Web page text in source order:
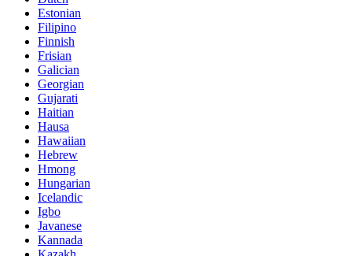
Estonian
Filipino
Finnish
Frisian
Galician
Georgian
Gujarati
Haitian
Hausa
Hawaiian
Hebrew
Hmong
Hungarian
Icelandic
Igbo
Javanese
Kannada